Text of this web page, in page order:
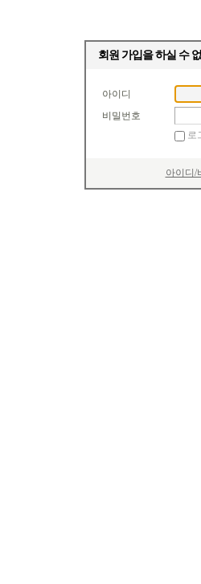
회원 가입을 하실 수
아이디
비밀번호
로
아이디/